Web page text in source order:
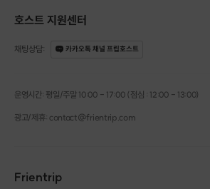
호스트 지원센터
채팅상담: 카카오톡 채널 프립호스트
운영시간: 평일/주말 10:00 - 17:00 (점심 : 12:00 - 13:00)
광고/제휴: contact@frientrip.com
Frientrip